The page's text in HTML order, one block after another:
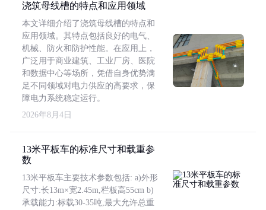
浇筑母线槽的特点和应用领域
本文详细介绍了浇筑母线槽的特点和
应用领域。其特点包括良好的电气、
机械、防火和防护性能。在应用上，
广泛用于商业建筑、工业厂房、医院
和数据中心等场所，凭借自身优势满
足不同领域对电力供应的高要求，保
障电力系统稳定运行。
2026年8月4日
13米平板车的标准尺寸和载重参
数
13米平板车主要技术参数包括: a)外形
尺寸:长13m×宽2.45m,栏板高55cm b)
承载能力:标载30-35吨,最大允许总重